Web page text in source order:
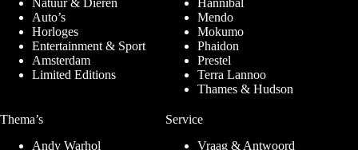
Natuur & Dieren
Auto’s
Horloges
Entertainment & Sport
Amsterdam
Limited Editions
Hannibal
Mendo
Mokumo
Phaidon
Prestel
Terra Lannoo
Thames & Hudson
Thema’s
Andy Warhol
Service
Vraag & Antwoord